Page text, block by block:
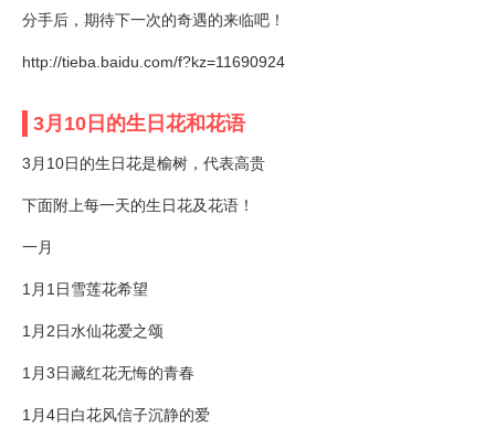
分手后，期待下一次的奇遇的来临吧！
http://tieba.baidu.com/f?kz=11690924
3月10日的生日花和花语
3月10日的生日花是榆树，代表高贵
下面附上每一天的生日花及花语！
一月
1月1日雪莲花希望
1月2日水仙花爱之颂
1月3日藏红花无悔的青春
1月4日白花风信子沉静的爱